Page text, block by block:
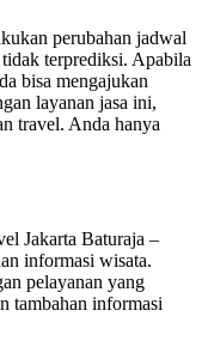
perubahan jadwal
terprediksi. Apabila
bisa mengajukan
layanan jasa ini,
travel. Anda hanya
Jakarta Baturaja –
informasi wisata.
pelayanan yang
tambahan informasi